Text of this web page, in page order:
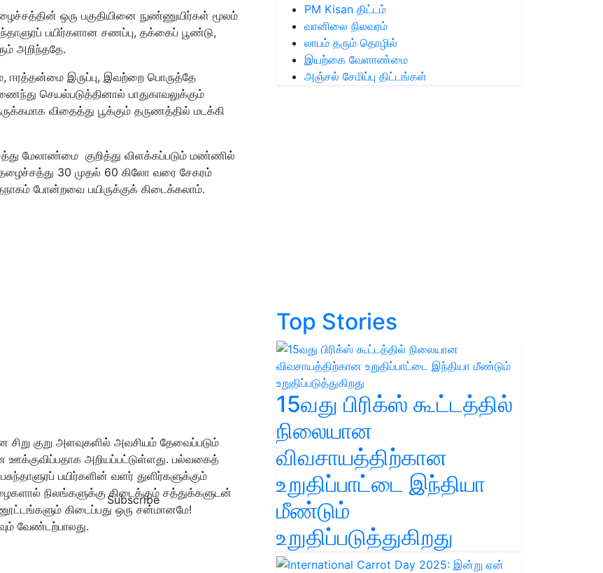
Subscribe
ஒரு பகுதியினை நுண்ணுயிர்கள் மூலம்
பயிர்களான சணப்பு, தக்கைப் பூண்டு,
அறிந்ததே.
இருப்பு, இவற்றை பொருத்தே
செயல்படுத்தினால் பாதுகாவலுக்கும்
விதைத்து பூக்கும் தருணத்தில் மடக்கி
மேலாண்மை குறித்து விளக்கப்படும் மண்ணில்
தழைச்சத்து 30 முதல் 60 கிலோ வரை சேகரம்
போன்றவை பயிருக்குக் கிடைக்கலாம்.
சிறு குறு அளவுகளில் அவசியம் தேவைப்படும்
ஊக்குவிப்பதாக அறியப்பட்டுள்ளது. பல்வகைத்
பயிர்களின் வளர் துளிர்களுக்கும்
நிலங்களுக்கு கிடைக்கும் சத்துக்களுடன்
கிடைப்பது ஒரு சன்மானமே!
வேண்டற்பாலது.
PM Kisan திட்டம்
வானிலை நிலவரம்
லாபம் தரும் தொழில்
இயற்கை வேளாண்மை
அஞ்சல் சேமிப்பு திட்டங்கள்
Top Stories
15வது பிரிக்ஸ் கூட்டத்தில்
நிலையான
விவசாயத்திற்கான
உறுதிப்பாட்டை இந்தியா
மீண்டும்
உறுதிப்படுத்துகிறது